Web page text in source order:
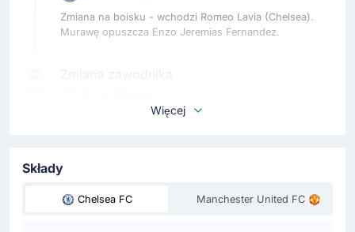
Zmiana na boisku - wchodzi Romeo Lavia (Chelsea).
Murawę opuszcza Enzo Jeremias Fernandez.
Joshua Zirkzee
Zmiana zawodnika
Więcej
Składy
Chelsea FC Manchester United FC